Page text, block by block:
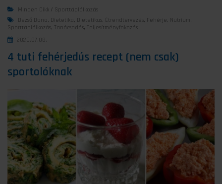
Minden Cikk / Sporttáplálkozás
Dezső Dana, Dietetika, Dietetikus, Étrendtervezés, Fehérje , Nutrium ,
Sporttáplálkozás, Tanácsadás, Teljesítményfokozás
2020.07.08.
4 tuti fehérjedús recept (nem csak)
sportolóknak